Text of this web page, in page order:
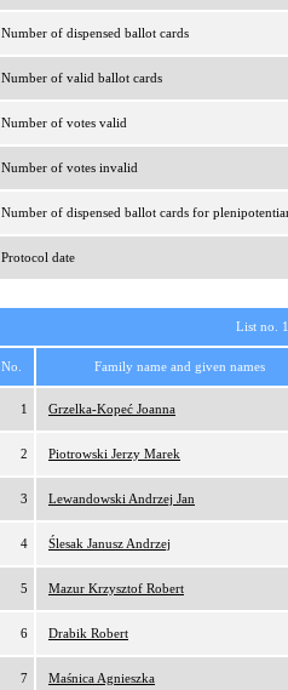
Number of dispensed ballot cards
Number of valid ballot cards
Number of votes valid
Number of votes invalid
Number of dispensed ballot cards for
Protocol date
List no.
No. Family name and given names
1 Grzelka-Kopeć Joanna
2 Piotrowski Jerzy Marek
3 Lewandowski Andrzej Jan
4 Ślesak Janusz Andrzej
5 Mazur Krzysztof Robert
6 Drabik Robert
7 Maśnica Agnieszka